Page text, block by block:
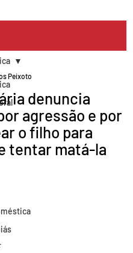
denuncia
agressão e por
o filho para
tentar matá-la
Peixoto